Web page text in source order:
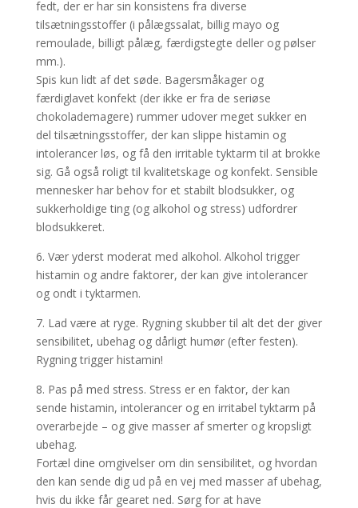
fedt, der er har sin konsistens fra diverse
tilsætningsstoffer (i pålægssalat, billig mayo og
remoulade, billigt pålæg, færdigstegte deller og pølser
mm.).
Spis kun lidt af det søde. Bagersmåkager og
færdiglavet konfekt (der ikke er fra de seriøse
chokolademagere) rummer udover meget sukker en
del tilsætningsstoffer, der kan slippe histamin og
intolerancer løs, og få den irritable tyktarm til at brokke
sig. Gå også roligt til kvalitetskage og konfekt. Sensible
mennesker har behov for et stabilt blodsukker, og
sukkerholdige ting (og alkohol og stress) udfordrer
blodsukkeret.
6. Vær yderst moderat med alkohol. Alkohol trigger
histamin og andre faktorer, der kan give intolerancer
og ondt i tyktarmen.
7. Lad være at ryge. Rygning skubber til alt det der giver
sensibilitet, ubehag og dårligt humør (efter festen).
Rygning trigger histamin!
8. Pas på med stress. Stress er en faktor, der kan
sende histamin, intolerancer og en irritabel tyktarm på
overarbejde – og give masser af smerter og kropsligt
ubehag.
Fortæl dine omgivelser om din sensibilitet, og hvordan
den kan sende dig ud på en vej med masser af ubehag,
hvis du ikke får gearet ned. Sørg for at have